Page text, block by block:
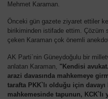
Mehmet Karaman.
Önceki gün gazete ziyaret ettiler
birikiminden istifade ettim. Çözüm
çeken Karaman çok önemli
AK Parti`nin Güneydoğulu bir
anlatan Karaman, "Kendisi
arazi davasında mahkemeye
tarafta PKK`lı olduğu için
mahkemesinde tapunun,